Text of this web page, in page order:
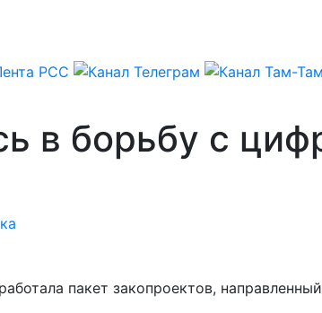
в борьбу с
пакет закопроектов,